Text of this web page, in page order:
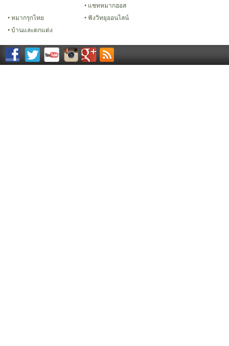
แชทหมากฮอส
หมากรุกไทย
ฟังวิทยุออนไลน์
บ้านและตกแต่ง